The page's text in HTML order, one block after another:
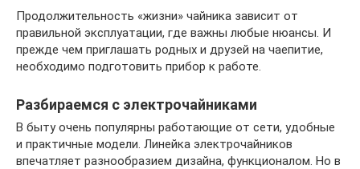
Продолжительность «жизни» чайника зависит от
правильной эксплуатации, где важны любые нюансы. И
прежде чем приглашать родных и друзей на чаепитие,
необходимо подготовить прибор к работе.
Разбираемся с электрочайниками
В быту очень популярны работающие от сети, удобные
и практичные модели. Линейка электрочайников
впечатляет разнообразием дизайна, функционалом. Но в